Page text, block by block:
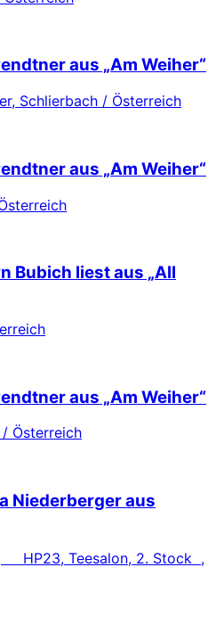
aus „Am Weiher“
Schlierbach / Österreich
aus „Am Weiher“
Bubich liest aus „All
aus „Am Weiher“
/ Österreich
Niederberger aus
HP23, Teesalon, 2. Stock ,